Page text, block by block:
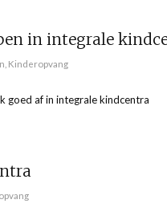
in integrale
Kinderopvang
goed af in integrale kindcentra